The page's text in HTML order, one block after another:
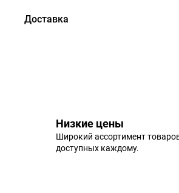
Доставка
Низкие цены
Широкий ассортимент
доступных каждому.